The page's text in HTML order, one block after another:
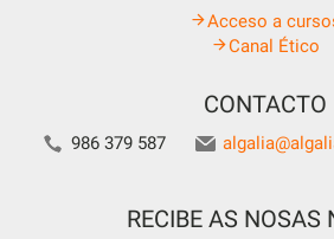
Acceso a
Canal Ético
CONTACTO
986 379 587
RECIBE AS NOSAS